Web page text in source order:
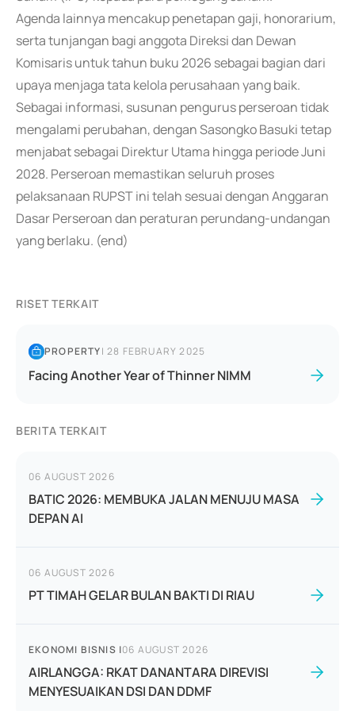
Agenda lainnya mencakup penetapan gaji, honorarium,
serta tunjangan bagi anggota Direksi dan Dewan
Komisaris untuk tahun buku 2026 sebagai bagian dari
upaya menjaga tata kelola perusahaan yang baik.
Sebagai informasi, susunan pengurus perseroan tidak
mengalami perubahan, dengan Sasongko Basuki tetap
menjabat sebagai Direktur Utama hingga periode Juni
2028. Perseroan memastikan seluruh proses
pelaksanaan RUPST ini telah sesuai dengan Anggaran
Dasar Perseroan dan peraturan perundang-undangan
yang berlaku. (end)
RISET TERKAIT
PROPERTY|28 FEBRUARY 2025
Facing Another Year of Thinner NIMM
BERITA TERKAIT
06 AUGUST 2026
BATIC 2026: MEMBUKA JALAN MENUJU MASA
DEPAN AI
06 AUGUST 2026
PT TIMAH GELAR BULAN BAKTI DI RIAU
EKONOMI BISNIS |06 AUGUST 2026
AIRLANGGA: RKAT DANANTARA DIREVISI
MENYESUAIKAN DSI DAN DDMF